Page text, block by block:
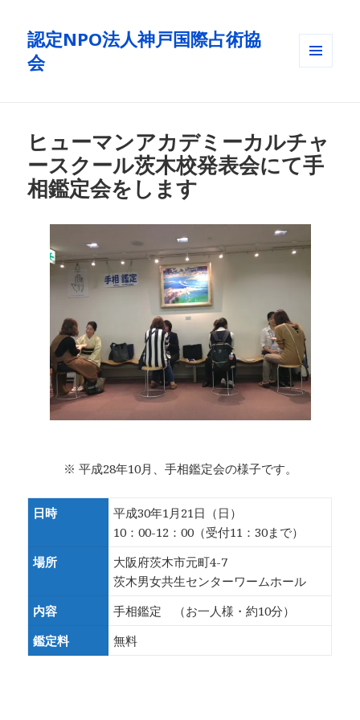
認定NPO法人神戸国際占術協
会
ヒューマンアカデミーカルチャ
ースクール茨木校発表会にて手
相鑑定会をします
※ 平成28年10月、手相鑑定会の様子です。
日時
平成30年1月21日（日）
10：00-12：00（受付11：30まで）
場所
大阪府茨木市元町4-7
茨木男女共生センターワームホール
内容
手相鑑定 （お一人様・約10分）
鑑定料
無料